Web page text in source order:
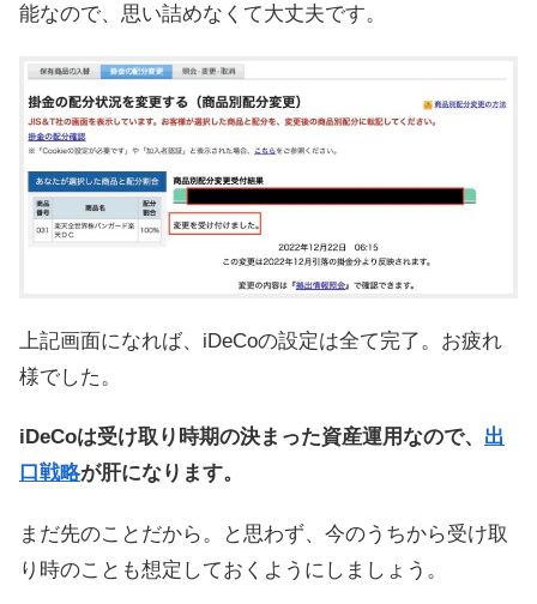
能なので、思い詰めなくて大丈夫です。
上記画面になれば、iDeCoの設定は全て完了。お疲れ
様でした。
iDeCoは受け取り時期の決まった資産運用なので、 出
口戦略が肝になります。
まだ先のことだから。と思わず、今のうちから受け取
り時のことも想定しておくようにしましょう。